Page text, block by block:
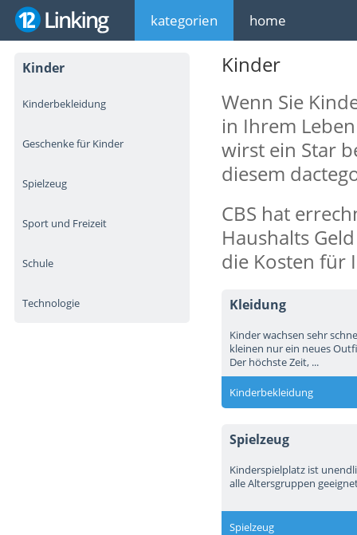
kategorien home
Kinder
Kinderbekleidung
Geschenke für Kinder
Spielzeug
Sport und Freizeit
Schule
Technologie
Kinder
Wenn Sie
in Ihrem
wirst ein Star
diesem
CBS hat
Haushalts
die Kosten für
Kleidung
Kinder wachsen sehr
kleinen nur ein neues
Der höchste Zeit, ...
Kinderbekleidung
Spielzeug
Kinderspielplatz ist
alle Altersgruppen
Spielzeug